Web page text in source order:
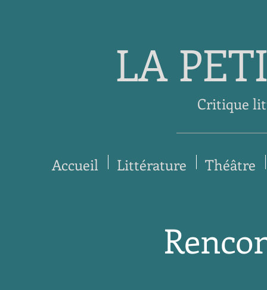
LA
Critique
Accueil Littérature Théâtre